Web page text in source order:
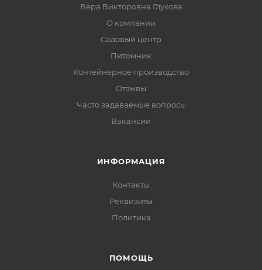
Вера Викторовна Глухова
О компании
Садовый центр
Питомник
Контейнерное производство
Отзывы
Часто задаваемые вопросы
Вакансии
ИНФОРМАЦИЯ
Контакты
Реквизиты
Политика
ПОМОЩЬ